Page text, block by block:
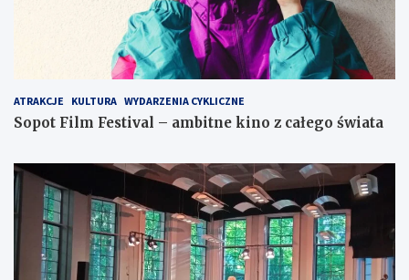
ATRAKCJE KULTURA WYDARZENIA CYKLICZNE
Sopot Film Festival – ambitne kino z całego świata